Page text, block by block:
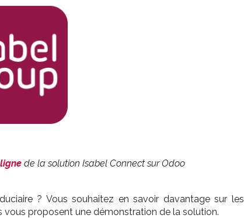
de la solution Isabel Connect sur Odoo
? Vous souhaitez en savoir davantage sur les
proposent une démonstration de la solution.